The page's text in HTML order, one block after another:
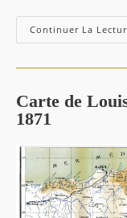
Continuer La
Carte de
1871